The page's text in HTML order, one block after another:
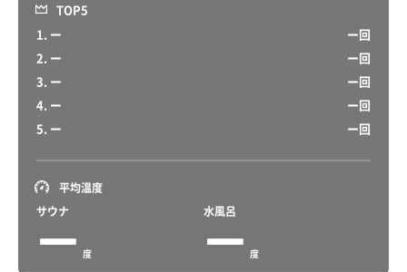
TOP5
1. ー
ー回
2. ー
ー回
3. ー
ー回
4. ー
ー回
5. ー
ー回
平均温度
サウナ
ー 度
水風呂
ー 度